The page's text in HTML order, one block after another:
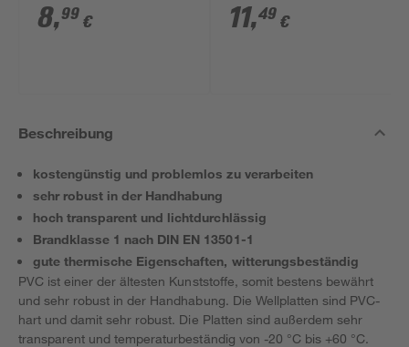
Stück, inklusive V2A
Schrauben
8,99 €
Stück
11,49 €
Beschreibung
kostengünstig und problemlos zu verarbeiten
sehr robust in der Handhabung
hoch transparent und lichtdurchlässig
Brandklasse 1 nach DIN EN 13501-1
gute thermische Eigenschaften, witterungsbeständig
PVC ist einer der ältesten Kunststoffe, somit bestens bewährt
und sehr robust in der Handhabung. Die Wellplatten sind PVC-
hart und damit sehr robust. Die Platten sind außerdem sehr
transparent und temperaturbeständig von -20 °C bis +60 °C.